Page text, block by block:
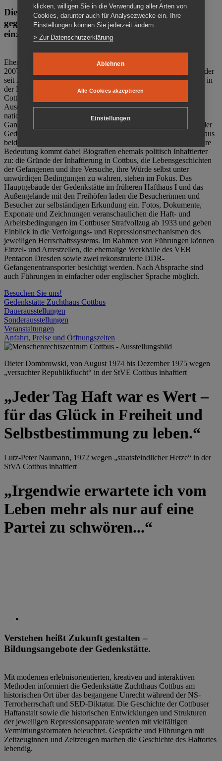
Die Gedenkstätte Zuchthaus Cottbus ist ein Ort
gegen das Vergessen. Anschaulich, nah und
einzigartig.
Ehemalige politische Häftlinge der DDR gründeten im Oktober
2007 den Verein Menschenrechtszentrum Cottbus e. V. (MRZ), der
seit 2011 Eigentümer des ehemaligen Gefängnisses (1860-2002) in
der Bautzener Straße und Träger der Gedenkstätte Zuchthaus
Cottbus ist. Im Zentrum der Arbeit der Gedenkstätte steht die
Auseinandersetzung mit politischem Unrecht während der
nationalsozialistischen Terrorherrschaft und der SED-Diktatur.
Ganzjährig zeigen mehrere Dauer- und Sonderausstellungen in der
Gedenkstätte Zuchthaus Cottbus Beispiele politischen Unrechts aus
beiden deutschen Diktaturen des 20. Jahrhunderts. Eine besondere
Bedeutung kommt dabei Biografien ehemals politisch Inhaftierter
zu: die Gründe der Inhaftierung in Cottbus, die Lebensgeschichten
der Gefangenen und ihre Versuche, ihre Würde selbst unter
unwürdigen Bedingungen zu wahren, stehen im Fokus. Das
Hauptgebäude der Gedenkstätte im früheren Hafthaus I und das
Außengelände mit den Freihöfen laden die Besucherinnen und
Besucher zur selbständigen Erkundung ein. Fotos, Dokumente,
Exponate und Zeichnungen veranschaulichen die Haft- und
Arbeitsbedingungen im Cottbuser Strafvollzug ab 1933 und geben
Einblick in die Verfolgungs- und Repressionsmechanismen des
jeweiligen Herrschaftssystems. Im Rahmen von Führungen können
Einzel- und Arrestzellen, die ehemalige Werkhalle des VEB
Pentacon Dresden sowie zwei rekonstruierte DDR-
Gefangenentransporter besichtigt werden. Nach Absprache sind
auch Führungen in einfacher oder englischer Sprache möglich.
Besuchen Sie uns!
Gedenkstätte Zuchthaus Cottbus
Dauerausstellungen
Sonderausstellungen
Veranstaltungen
Anfahrt, Preise und Öffnungszeiten
Dieter Dombrowski, von August 1974 bis Dezember 1975 wegen
„versuchter Republikflucht“ in der StVE Cottbus inhaftiert
„Jeder Tag Haft war es Wert –
für das Glück in Freiheit und
Selbstbestimmung zu leben.“
Lutz-Peter Naumann, 1972 wegen „staatsfeindlicher Hetze“ in der
StVA Cottbus inhaftiert
„Irgendwie erwartete ich vom
Leben mehr als nur auf eine
Partei zu schwören...“
Verstehen heißt Zukunft gestalten –
Bildungsangebote der Gedenkstätte.
Mit modernen erlebnisorientierten, kreativen und interaktiven
Methoden informiert die Gedenkstätte Zuchthaus Cottbus am
historischen Ort über das begangene Unrecht während der NS-
Terrorherrschaft und SED-Diktatur. Die Geschichte der Cottbuser
Haftanstalt sowie die historischen Entwicklungen und Strukturen
der jeweiligen Repressionsapparate werden mit vielfältigen
Vermittlungsformaten beleuchtet. Gespräche und Führungen mit
Zeitzeuginnen und Zeitzeugen machen die Geschichte des Haftortes
lebendig.
klicken, willigen Sie in die Verwendung aller Arten von
Cookies, darunter auch für Analysezwecke ein. Ihre
Einstellungen können Sie jederzeit ändern.
> Zur Datenschutzerklärung
Ablehnen
Alle Cookies akzeptieren
Einstellungen